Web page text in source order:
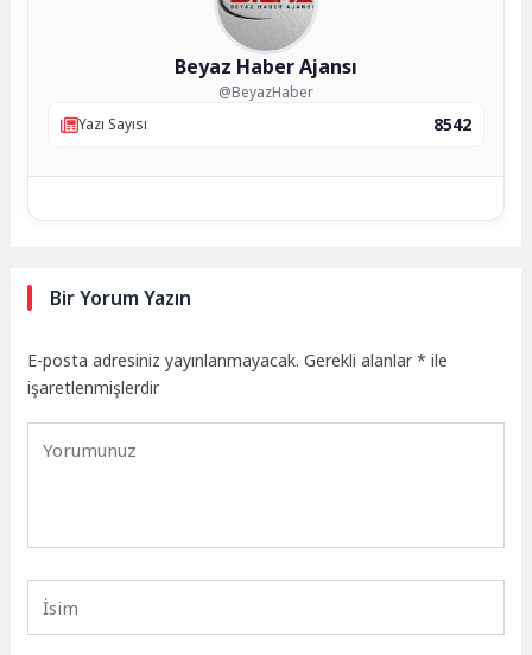
Beyaz Haber Ajansı
@BeyazHaber
Yazı Sayısı
8542
Bir Yorum Yazın
E-posta adresiniz yayınlanmayacak. Gerekli alanlar* ile
işaretlenmişlerdir